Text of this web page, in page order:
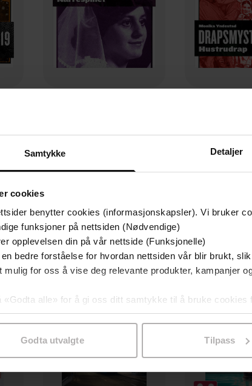
Samtykke Detaljer
cookies
benytter cookies (informasjonskapsler). Vi bruker
funksjoner på nettsiden (Nødvendige)
opplevelsen din på vår nettside (Funksjonelle)
bedre forståelse for hvordan nettsiden vår blir brukt,
mulig for oss å vise deg relevante produkter, kampanjer
«Godta alle» for å gi oss ditt samtykke til å bruke
til spesifikke formål ved å klikke på «Tilpass». Du kan
Godta utvalgte Tilpass
Monika N. Yndestad
Monika N.
Premium
Første gang på tilbud
Premium